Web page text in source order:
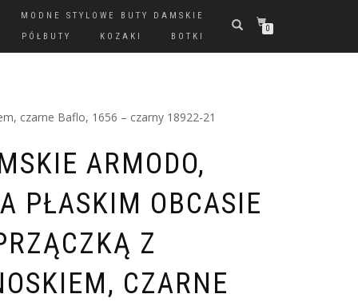
MODNE STYLOWE BUTY DAMSKIE
PÓŁBUTY
KOZAKI BOTKI
0
czarne Baflo, 1656 – czarny 18922-21
ARMODO,
PŁASKIM OBCASIE
Z
CZARNE